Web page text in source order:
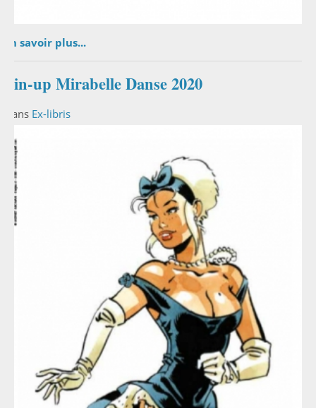
En savoir plus...
Pin-up Mirabelle Danse 2020
Dans Ex-libris